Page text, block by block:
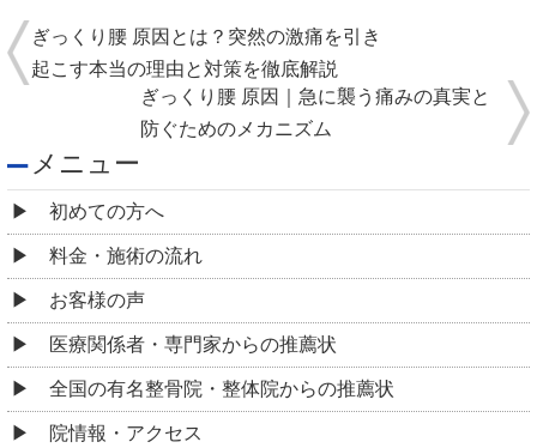
ぎっくり腰 原因とは？突然の激痛を引き
起こす本当の理由と対策を徹底解説
ぎっくり腰 原因｜急に襲う痛みの真実と
防ぐためのメカニズム
メニュー
初めての方へ
料金・施術の流れ
お客様の声
医療関係者・専門家からの推薦状
全国の有名整骨院・整体院からの推薦状
院情報・アクセス